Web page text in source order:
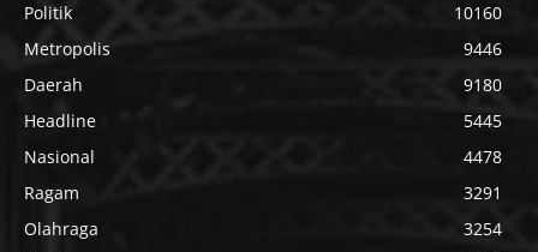
Politik
10160
Metropolis
9446
Daerah
9180
Headline
5445
Nasional
4478
Ragam
3291
Olahraga
3254